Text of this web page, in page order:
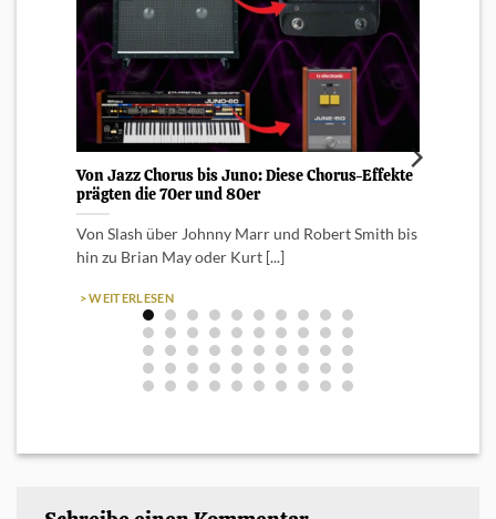
Von Jazz Chorus bis Juno: Diese Chorus-Effekte
prägten die 70er und 80er
Von Slash über Johnny Marr und Robert Smith bis
hin zu Brian May oder Kurt [...]
> WEITERLESEN